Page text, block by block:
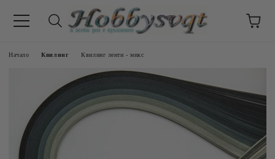
Начало Квилинг Квилинг ленти - микс